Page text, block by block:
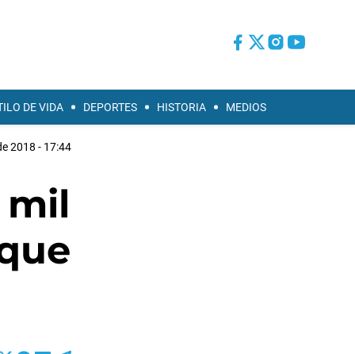
DE VIDA DEPORTES HISTORIA MEDIOS
2018 - 17:44
mil